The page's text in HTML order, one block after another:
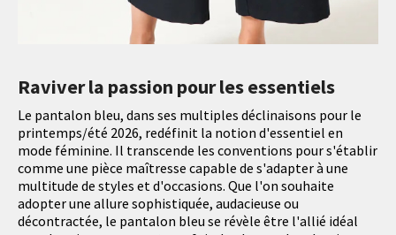
Raviver la passion pour les essentiels
Le pantalon bleu, dans ses multiples déclinaisons pour le
printemps/été 2026, redéfinit la notion d'essentiel en
mode féminine. Il transcende les conventions pour s'établir
comme une pièce maîtresse capable de s'adapter à une
multitude de styles et d'occasions. Que l'on souhaite
adopter une allure sophistiquée, audacieuse ou
décontractée, le pantalon bleu se révèle être l'allié idéal